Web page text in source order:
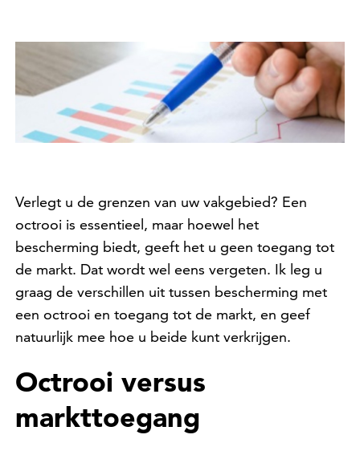
Verlegt u de grenzen van uw vakgebied? Een
octrooi is essentieel, maar hoewel het
bescherming biedt, geeft het u geen toegang tot
de markt. Dat wordt wel eens vergeten. Ik leg u
graag de verschillen uit tussen bescherming met
een octrooi en toegang tot de markt, en geef
natuurlijk mee hoe u beide kunt verkrijgen.
Octrooi versus
markttoegang